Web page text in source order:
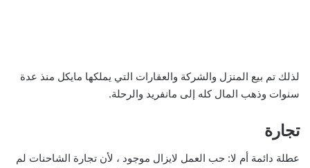
لذلك تم بيع المنزل والشركة والعقارات التي يملكها مايكل منذ عدة
سنوات وذهب المال كله إلى مانفريد والرحلة.
تجارة
عطلة دائمة أم لا: حب العمل لايزال موجود ، لأن تجارة الشاحنات لم